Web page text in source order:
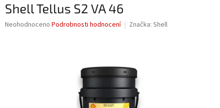
Shell Tellus S2 VA 46
Průměrné
Neohodnoceno Podrobnosti hodnocení Značka: Shell